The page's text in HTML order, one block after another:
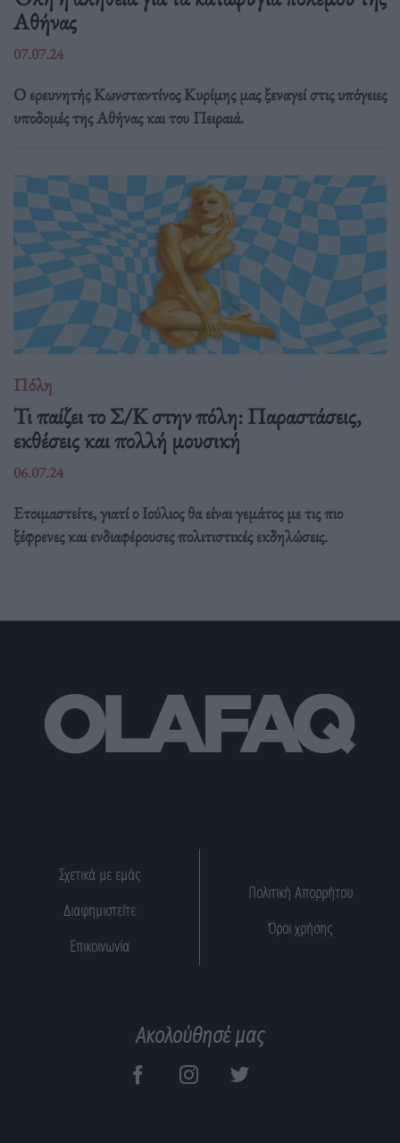
Αθήνας
07.07.24
Ο ερευνητής Κωνσταντίνος Κυρίμης μας ξεναγεί στις υπόγειες
υποδομές της Αθήνας και του Πειραιά.
Πόλη
Τι παίζει το Σ/Κ στην πόλη: Παραστάσεις,
εκθέσεις και πολλή μουσική
06.07.24
Ετοιμαστείτε, γιατί ο Ιούλιος θα είναι γεμάτος με τις πιο
ξέφρενες και ενδιαφέρουσες πολιτιστικές εκδηλώσεις.
Σχετικά με εμάς
Διαφημιστείτε
Επικοινωνία
Πολιτική Απορρήτου
Όροι χρήσης
Ακολούθησέ μας